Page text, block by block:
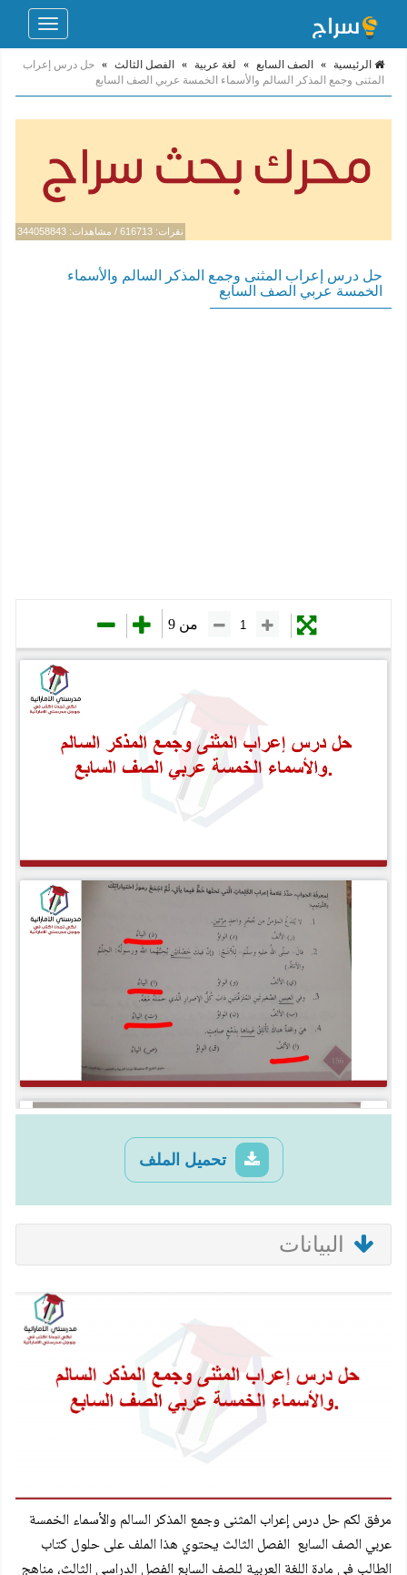
Toggle
الرئيسية » الصف السابع » لغة عربية » الفصل الثالث » حل درس إعراب
المثنى وجمع المذكر السالم والأسماء الخمسة عربي الصف السابع
نقرات: 616713 / مشاهدات: 344058843
حل درس إعراب المثنى وجمع المذكر السالم والأسماء
الخمسة عربي الصف السابع
تحميل الملف
البيانات
مرفق لكمحل درس إعراب المثنى وجمع المذكر السالم والأسماء الخمسة
عربي الصف السابع الفصل الثالث يحتوي هذا الملف على حلول كتاب
الطالب في مادة اللغة العربية للصف السابع الفصل الدراسي الثالث، مناهج